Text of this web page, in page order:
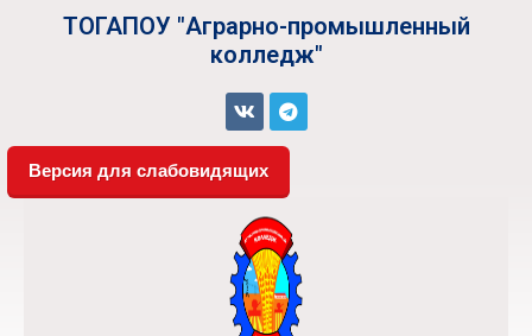
ТОГАПОУ "Аграрно-промышленный
колледж"
Версия для слабовидящих